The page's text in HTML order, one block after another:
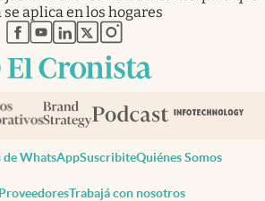
se aplica en los hogares
abre en nueva pestaña
abre en nueva pestaña
abre en nueva pestaña
abre en nueva pestaña
abre en nueva pestaña
de WhatsAppSuscribiteQuiénes Somos
Trabajá con nosotros